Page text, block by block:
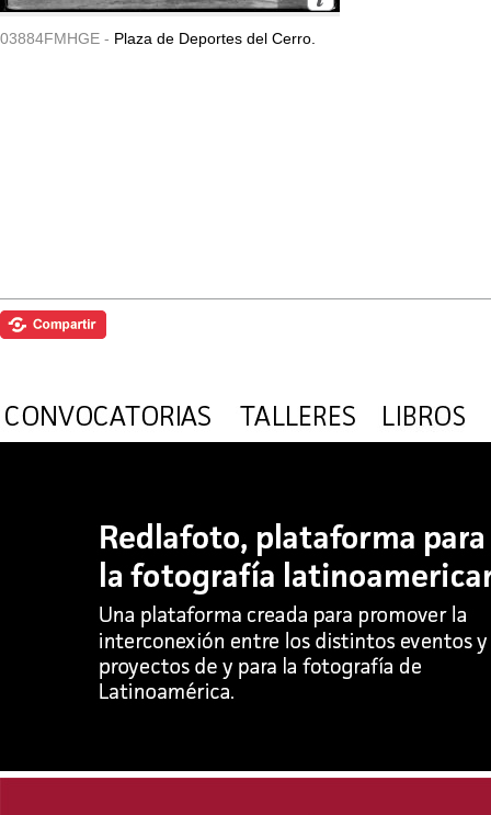
03884FMHGE - Plaza de Deportes del Cerro.